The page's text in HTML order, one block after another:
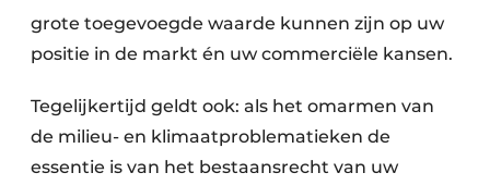
grote toegevoegde waarde kunnen zijn op uw
positie in de markt én uw commerciële kansen.
Tegelijkertijd geldt ook: als het omarmen van
de milieu- en klimaatproblematieken de
essentie is van het bestaansrecht van uw